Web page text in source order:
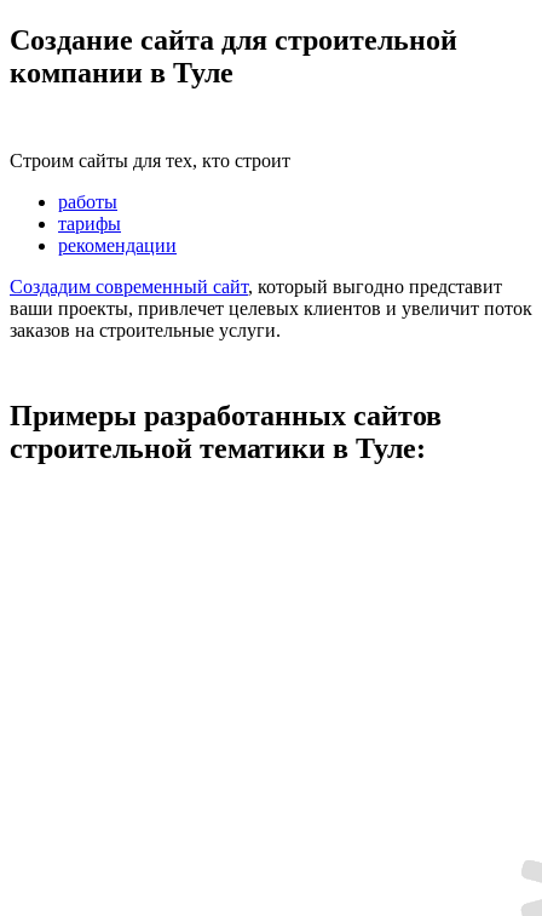
Создание сайта для строительной
компании в Туле
Строим сайты для тех, кто строит
работы
тарифы
рекомендации
Создадим современный сайт, который выгодно представит
ваши проекты, привлечет целевых клиентов и увеличит поток
заказов на строительные услуги.
Примеры разработанных сайтов
строительной тематики в Туле: